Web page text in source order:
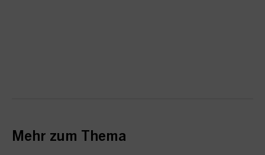
Mehr zum Thema